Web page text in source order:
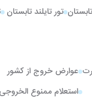
تور تایلند تابستان
عوارض خروج از کشور
استعلام ممنوع